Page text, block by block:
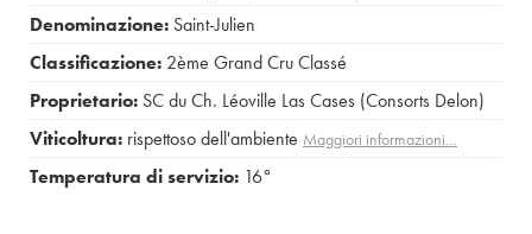
Denominazione: Saint-Julien
Classificazione: 2ème Grand Cru Classé
Proprietario: SC du Ch. Léoville Las Cases (Consorts Delon)
Viticoltura: rispettoso dell'ambiente Maggiori informazioni…
Temperatura di servizio: 16°